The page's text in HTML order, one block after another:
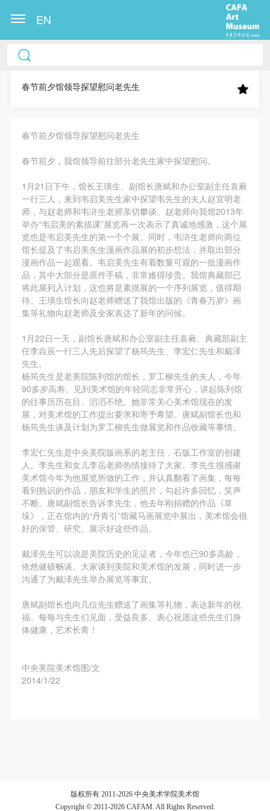
EN
春节前夕馆领导探望慰问老先生
春节前夕馆领导探望慰问老先生
春节前夕，我馆领导前往部分老先生家中探望慰问。
1月21日下午，馆长王璜生、副馆长唐斌和办公室副主任袁蕤
一行三人，来到韦启美先生家中探望韦先生的夫人赵宜明老
师，与赵老师和韦浒生老师亲切攀谈。赵老师向我馆2013年
举办“韦启美的素描课”展览再一次表示了真诚地感激，这个展
览也是韦启美先生的第一个个展。同时，韦浒生老师向两位
馆长提及了韦启美先生漫画作品展的初步想法，并取出部分
漫画作品一起观看。韦启美先生有着数量可观的一批漫画作
品，其中大部分是原件手稿，非常难得珍贵。我馆典藏部已
将此展列入计划，这也将是素描展的一个序列展览，值得期
待。王璜生馆长向赵老师赠送了我馆出版的《青春万岁》画
集等礼物向赵老师及全家表达了新年的问候。
1月22日一天，副馆长唐斌和办公室副主任袁蕤、典藏部副主
任李垚辰一行三人先后探望了杨筠先生、李宏仁先生和戴泽
先生。
杨筠先生是老美院陈列馆的馆长，罗工柳先生的夫人，今年
90多岁高寿。见到美术馆的年轻同志非常开心，讲起陈列馆
的往事历历在目、滔滔不绝。她非常关心美术馆现在的发
展，对美术馆的工作提出要求和寄予希望。唐斌副馆长也和
杨筠先生谈及计划为罗工柳先生做展览和作品收藏等事情。
李宏仁先生是中央美院版画系的老主任，石版工作室的创建
人。李先生和女儿李岳老师热情接待了大家。李先生很感谢
美术馆今年为他展览所做的工作，并认真翻看了画集，每每
看到熟识的作品，朋友和学生的照片，勾起许多回忆，笑声
不断。唐斌副馆长告诉李先生，他去年刚捐赠的作品《草
垛》，正在馆内的“丹青引”馆藏马画展览中展出，美术馆会很
好的保管、研究、展示好这些作品。
戴泽先生可以说是美院历史的见证者，今年也已90多高龄，
依然健硕畅谈。大家谈到美院和美术馆的发展，同时进一步
沟通了为戴泽先生举办展览等事宜。
唐斌副馆长也向几位先生赠送了画集等礼物，表达新年的祝
福。每每与先生们见面，受益良多。衷心祝愿这些先生们身
体健康，艺术长青！
中央美院美术馆图/文
2014/1/22
中央美术学院美术馆出版授权协议书
称“CAFAM”），愿意将本人参与中央美术学院美术馆
果（如参与工作坊创作的作品）提交中央美术学院用
作发表、出版。中央美术学院可以以电子、网络及其
源总库》《中央美术学院资料库》《中央美术学院美
术馆资料库》等相关资料、文献、档案机构和平台，
在中央美术学院中使用和在互联网上传播，同意按相
关“章程”规定享受相关权益。
中央美术学院美术馆活动安全免责协议书
第一条
本次活动公平公正、自愿参加与退出、风险与责任自
负的原则。但活动有风险，参加者应有必要的风险意
第二条
参加本次活动者必须遵守中华人民共和国的相关法
律、法规，必须遵循道德和社会公德规范，并应该具
备以人为本、团结友爱、互相帮助和助人为乐的良好
品质。
第三条
能力的人，18周岁以上）未成年人必须在成年人的陪
同下参观。
第四条
参加活动者在此次活动期间的人身安全责任自负。鼓
励参加者自行购买人身安全保险。活动中一旦出现事
事故的任何责任，但有互相援助的义务。参加活动的
成员应当积极主动的组织实施救援工作，但对事故本
的人身安全不负有民事及相关连带责任。
第五条
序、维护美术馆场地及展示、展览、馆藏艺术作品及
衍生品的安全。活动中一旦因个人原因造成美术馆场
参与活动者在参与活动时应当在美术馆工作人员及活
中央美术学院美术馆出版授权协议书
称“CAFAM”），愿意将本人参与中央美术学院美术馆
果（如参与工作坊创作的作品）提交中央美术学院用
作发表、出版。中央美术学院可以以电子、网络及其
源总库》《中央美术学院资料库》《中央美术学院美
术馆资料库》等相关资料、文献、档案机构和平台，
在中央美术学院中使用和在互联网上传播，同意按相
关“章程”规定享受相关权益。
中央美术学院美术馆活动安全免责协议书
第一条
本次活动公平公正、自愿参加与退出、风险与责任自
负的原则。但活动有风险，参加者应有必要的风险意
第二条
参加本次活动者必须遵守中华人民共和国的相关法
律、法规，必须遵循道德和社会公德规范，并应该具
备以人为本、团结友爱、互相帮助和助人为乐的良好
品质。
第三条
能力的人，18周岁以上）未成年人必须在成年人的陪
同下参观。
第四条
参加活动者在此次活动期间的人身安全责任自负。鼓
励参加者自行购买人身安全保险。活动中一旦出现事
事故的任何责任，但有互相援助的义务。参加活动的
成员应当积极主动的组织实施救援工作，但对事故本
的人身安全不负有民事及相关连带责任。
第五条
序、维护美术馆场地及展示、展览、馆藏艺术作品及
衍生品的安全。活动中一旦因个人原因造成美术馆场
参与活动者在参与活动时应当在美术馆工作人员及活
中央美术学院美术馆出版授权协议书
称“CAFAM”），愿意将本人参与中央美术学院美术馆
果（如参与工作坊创作的作品）提交中央美术学院用
作发表、出版。中央美术学院可以以电子、网络及其
源总库》《中央美术学院资料库》《中央美术学院美
术馆资料库》等相关资料、文献、档案机构和平台，
在中央美术学院中使用和在互联网上传播，同意按相
关“章程”规定享受相关权益。
中央美术学院美术馆活动安全免责协议书
第一条
本次活动公平公正、自愿参加与退出、风险与责任自
负的原则。但活动有风险，参加者应有必要的风险意
第二条
参加本次活动者必须遵守中华人民共和国的相关法
律、法规，必须遵循道德和社会公德规范，并应该具
备以人为本、团结友爱、互相帮助和助人为乐的良好
品质。
第三条
能力的人，18周岁以上）未成年人必须在成年人的陪
同下参观。
第四条
参加活动者在此次活动期间的人身安全责任自负。鼓
励参加者自行购买人身安全保险。活动中一旦出现事
事故的任何责任，但有互相援助的义务。参加活动的
成员应当积极主动的组织实施救援工作，但对事故本
的人身安全不负有民事及相关连带责任。
第五条
序、维护美术馆场地及展示、展览、馆藏艺术作品及
衍生品的安全。活动中一旦因个人原因造成美术馆场
参与活动者在参与活动时应当在美术馆工作人员及活
版权所有 2011-2026 中央美术学院美术馆
Copyright © 2011-2026 CAFAM. All Rights Reserved.
手机号码
发送验证码
手机号码将作为您的登录账号
验证码
登录
可使用雅昌艺术网会员账户登录